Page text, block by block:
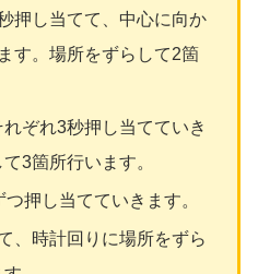
押し当てて、中心に向か
す。場所をずらして2箇
ぞれ3秒押し当てていき
3箇所行います。
押し当てていきます。
、時計回りに場所をずら